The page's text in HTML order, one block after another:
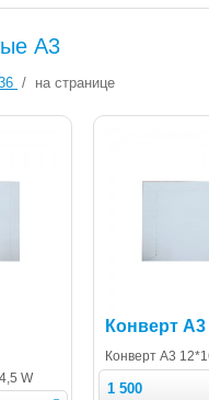
А3
/ на странице
W
Конверт А3
Конверт А3
1 500